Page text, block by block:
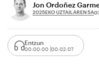
Jon Ordoñez
2025EKO UZTAILAREN 5A
Entzun
00:00:00 00:02:07